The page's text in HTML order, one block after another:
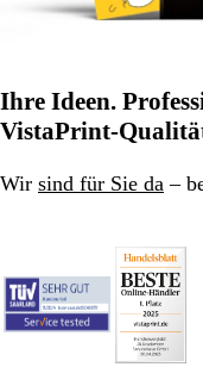
Ihre Ideen.
VistaPrint-
Wir sind für Sie da –